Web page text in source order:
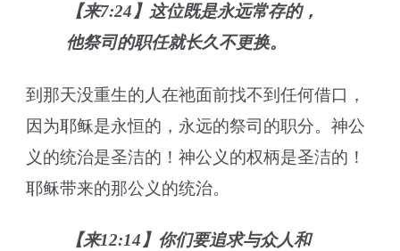
【来7:24】这位既是永远常存的，
他祭司的职任就长久不更换。
到那天没重生的人在祂面前找不到任何借口，
因为耶稣是永恒的，永远的祭司的职分。神公
义的统治是圣洁的！神公义的权柄是圣洁的！
耶稣带来的那公义的统治。
【来12:14】你们要追求与众人和